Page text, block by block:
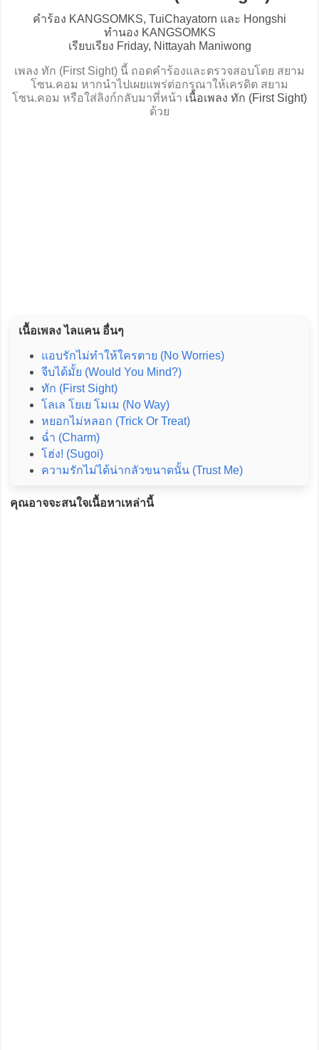
คำร้อง KANGSOMKS, TuiChayatorn และ Hongshi
ทำนอง KANGSOMKS
เรียบเรียง Friday, Nittayah Maniwong
เพลง ทัก (First Sight) นี้ ถอดคำร้องและตรวจสอบโดย สยาม
โซน.คอม หากนำไปเผยแพร่ต่อกรุณาให้เครดิต สยาม
โซน.คอม หรือใส่ลิงก์กลับมาที่หน้า เนื้อเพลง ทัก (First Sight)
ด้วย
เนื้อเพลง ไลแคน อื่นๆ
แอบรักไม่ทำให้ใครตาย (No Worries)
จีบได้มั้ย (Would You Mind?)
ทัก (First Sight)
โลเล โยเย โมเม (No Way)
หยอกไม่หลอก (Trick Or Treat)
ฉ่ำ (Charm)
โฮ่ง! (Sugoi)
ความรักไม่ได้น่ากลัวขนาดนั้น (Trust Me)
คุณอาจจะสนใจเนื้อหาเหล่านี้